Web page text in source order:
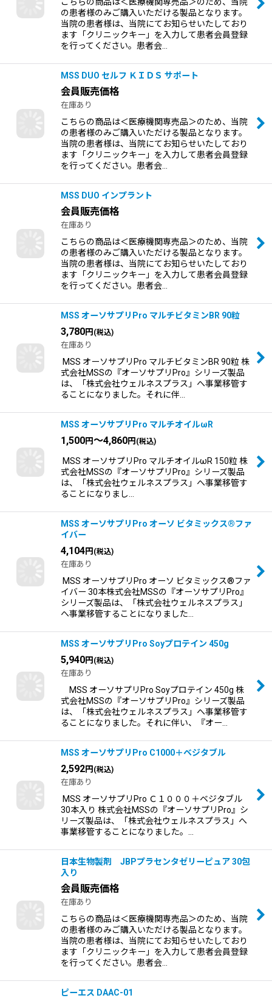
の患者様のみご購入いただける製品となります。
当院の患者様は、当院にてお知らせいたしており
ます「クリニックキー」を入力して患者会員登録
を行ってください。患者会…
MSS DUO セルフ ＫＩＤＳ サポート
会員販売価格
在庫あり
こちらの商品は＜医療機関専売品＞のため、当院
の患者様のみご購入いただける製品となります。
当院の患者様は、当院にてお知らせいたしており
ます「クリニックキー」を入力して患者会員登録
を行ってください。患者会…
MSS DUO インプラント
会員販売価格
在庫あり
こちらの商品は＜医療機関専売品＞のため、当院
の患者様のみご購入いただける製品となります。
当院の患者様は、当院にてお知らせいたしており
ます「クリニックキー」を入力して患者会員登録
を行ってください。患者会…
MSS オーソサプリPro マルチビタミンBR 90粒
3,780円 (税込)
在庫あり
MSS オーソサプリPro マルチビタミンBR 90粒 株
式会社MSSの『オーソサプリPro』シリーズ製品
は、「株式会社ウェルネスプラス」へ事業移管す
ることになりました。それに伴…
MSS オーソサプリPro マルチオイルωR
1,500円～4,860円 (税込)
MSS オーソサプリPro マルチオイルωR 150粒 株
式会社MSSの『オーソサプリPro』シリーズ製品
は、「株式会社ウェルネスプラス」へ事業移管す
ることになりまし…
MSS オーソサプリPro オーソ ビタミックス®ファ
イバー
4,104円 (税込)
在庫あり
MSS オーソサプリPro オーソ ビタミックス®ファ
イバー 30本株式会社MSSの『オーソサプリPro』
シリーズ製品は、「株式会社ウェルネスプラス」
へ事業移管することになりました…
MSS オーソサプリPro Soyプロテイン 450g
5,940円 (税込)
在庫あり
MSS オーソサプリPro Soyプロテイン 450g 株
式会社MSSの『オーソサプリPro』シリーズ製品
は、「株式会社ウェルネスプラス」へ事業移管す
ることになりました。それに伴い、『オー…
MSS オーソサプリPro C1000＋ベジタブル
2,592円 (税込)
在庫あり
MSS オーソサプリPro Ｃ１０００＋ベジタブル
30本入り 株式会社MSSの『オーソサプリPro』シ
リーズ製品は、「株式会社ウェルネスプラス」へ
事業移管することになりました。…
日本生物製剤 JBPプラセンタゼリーピュア 30包
入り
会員販売価格
在庫あり
こちらの商品は＜医療機関専売品＞のため、当院
の患者様のみご購入いただける製品となります。
当院の患者様は、当院にてお知らせいたしており
ます「クリニックキー」を入力して患者会員登録
を行ってください。患者会…
ピーエス DAAC-01